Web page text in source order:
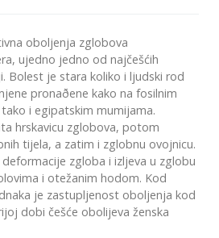
oboljenja zglobova
ujedno jedno od najčešćih
Bolest je stara koliko i ljudski rod
pronaðene kako na fosilnim
i egipatskim mumijama.
hrskavicu zglobova, potom
tijela, a zatim i zglobnu ovojnicu.
zgloba i izljeva u zglobu
i otežanim hodom. Kod
je zastupljenost oboljenja kod
dobi češće obolijeva ženska